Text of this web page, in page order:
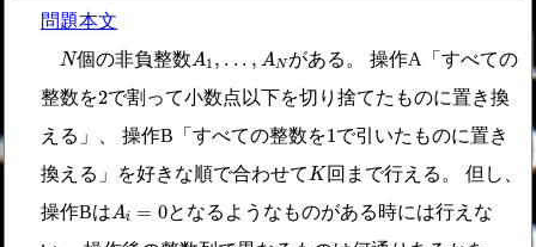
問題本文
N
N個の非負整数A1 , . . . , AN
A N
がある。 操作A「すべての
整数を2
2で割って小数点以下を切り捨てたものに置き換
える」、 操作B「すべての整数を1
1 で引いたものに置き
換える」を好きな順で合わせてK
K回まで行える。 但し、
操作BはAi = 0
A
となるようなものがある時には行えな